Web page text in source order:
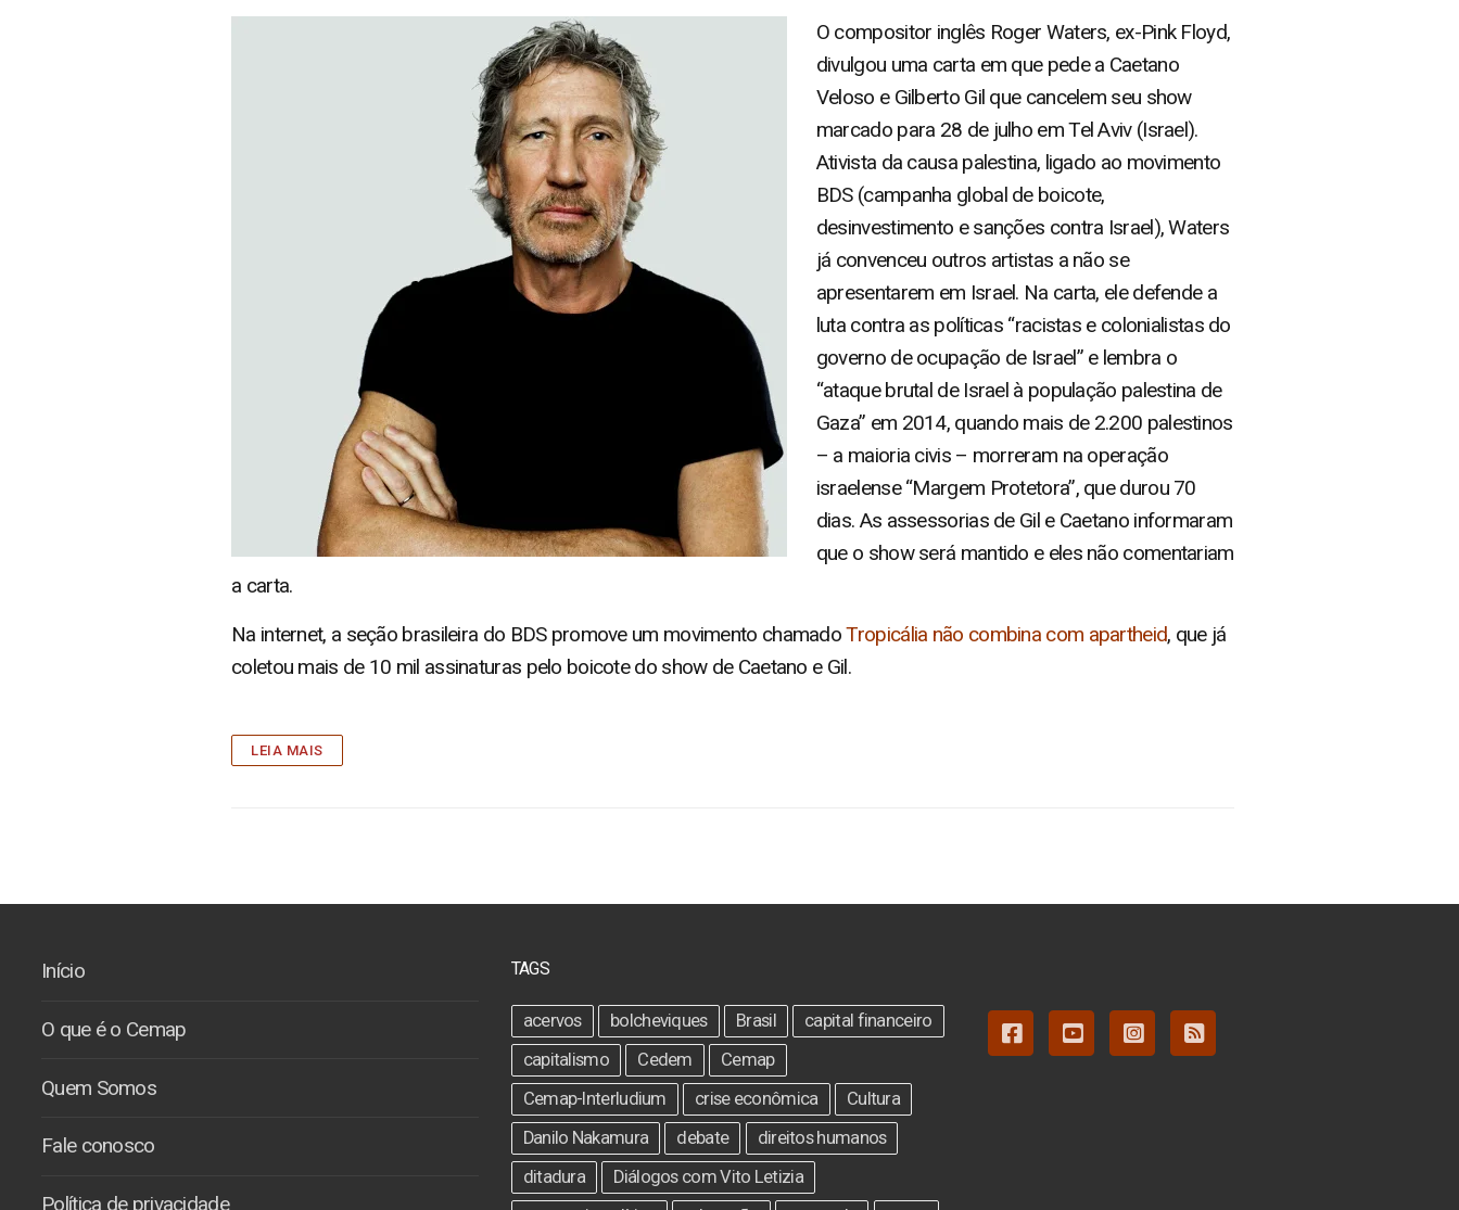
O compositor inglês Roger Waters, ex-Pink Floyd,
divulgou uma carta em que pede a Caetano
Veloso e Gilberto Gil que cancelem seu show
marcado para 28 de julho em Tel Aviv (Israel).
Ativista da causa palestina, ligado ao movimento
BDS (campanha global de boicote,
desinvestimento e sanções contra Israel), Waters
já convenceu outros artistas a não se
apresentarem em Israel. Na carta, ele defende a
luta contra as políticas “racistas e colonialistas do
governo de ocupação de Israel” e lembra o
“ataque brutal de Israel à população palestina de
Gaza” em 2014, quando mais de 2.200 palestinos
– a maioria civis – morreram na operação
israelense “Margem Protetora”, que durou 70
dias. As assessorias de Gil e Caetano informaram
que o show será mantido e eles não comentariam
a carta.
Na internet, a seção brasileira do BDS promove um movimento chamadoTropicália não combina com apartheid, que já
coletou mais de 10 mil assinaturas pelo boicote do show de Caetano e Gil.
LEIA MAIS
Início
O que é o Cemap
Quem Somos
Fale conosco
Política de privacidade
TAGS
acervos bolcheviques Brasil
capital financeiro
capitalismo
Cedem
Cemap
Cemap-Interludium
crise econômica
Cultura
Danilo Nakamura
debate
direitos humanos
ditadura
Diálogos com Vito Letizia